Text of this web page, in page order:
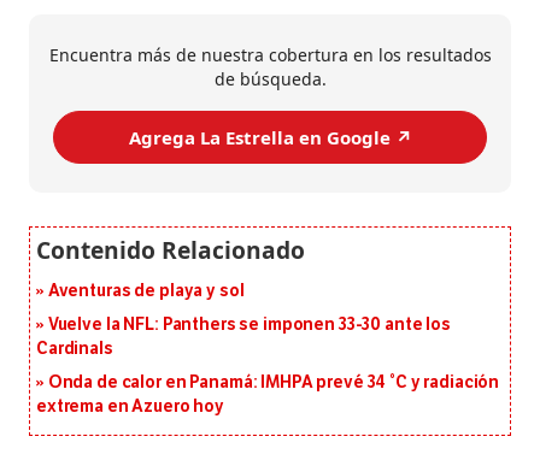
Encuentra más de nuestra cobertura en los resultados
de búsqueda.
Agrega La Estrella en Google ↗️
Aventuras de playa y sol
Vuelve la NFL: Panthers se imponen 33-30 ante los
Cardinals
Onda de calor en Panamá: IMHPA prevé 34 °C y radiación
extrema en Azuero hoy